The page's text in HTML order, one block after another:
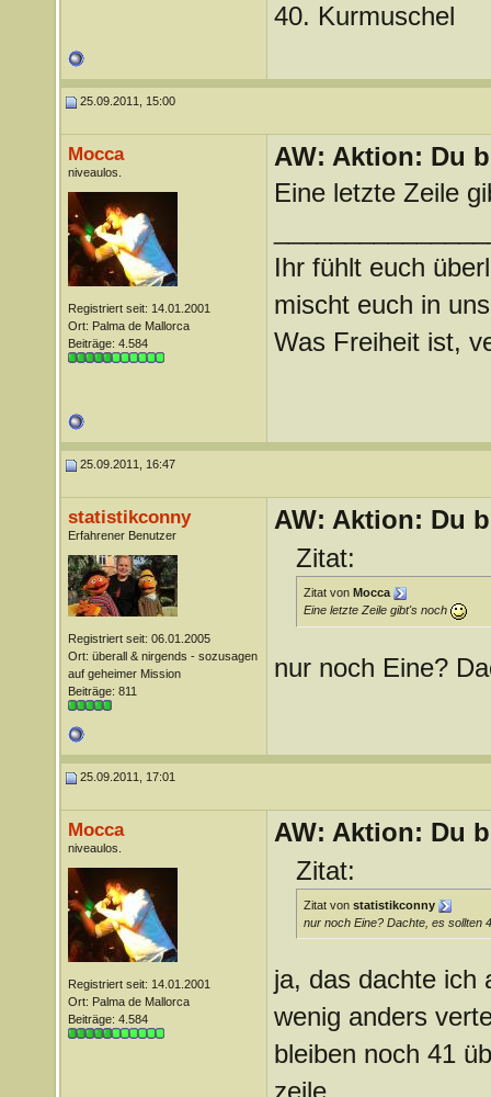
40. Kurmuschel
25.09.2011, 15:00
Mocca
niveaulos.
Registriert seit: 14.01.2001
Ort: Palma de Mallorca
Beiträge: 4.584
AW: Aktion: Du
Eine letzte Zeile
Ihr fühlt euch
mischt euch in
Was Freiheit ist,
25.09.2011, 16:47
statistikconny
Erfahrener Benutzer
Registriert seit: 06.01.2005
Ort: überall & nirgends - sozusagen
auf geheimer Mission
Beiträge: 811
AW: Aktion: Du
Zitat:
Zitat von Mocca
Eine letzte Zeile gibt's noch
nur noch Eine?
25.09.2011, 17:01
Mocca
niveaulos.
Registriert seit: 14.01.2001
Ort: Palma de Mallorca
Beiträge: 4.584
AW: Aktion: Du
Zitat:
Zitat von statistikconny
nur noch Eine? Dachte, es sollten
ja, das dachte ich
wenig anders
bleiben noch 41
zeile.